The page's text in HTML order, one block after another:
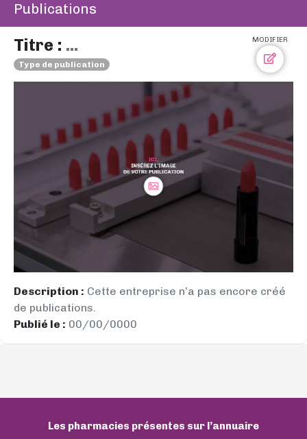
Publications
MODIFIER
Titre : ...
Type de publication
Description : Cette entreprise n’a pas encore créé
de publications.
Publié le : 00/00/0000
Les pharmacies présentes sur l’annuaire